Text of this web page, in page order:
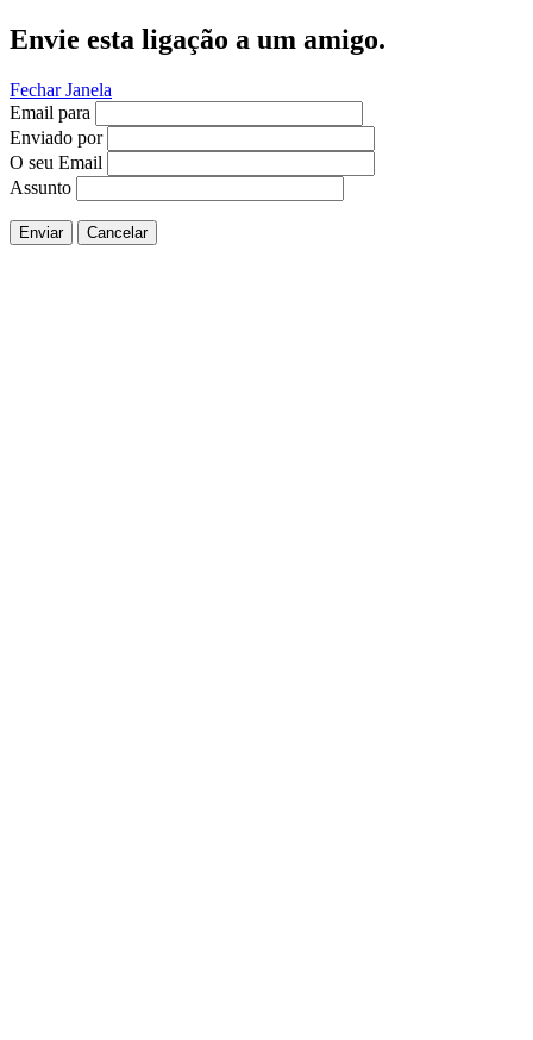
Envie esta ligação a um amigo.
Fechar Janela
Email para
Enviado por
O seu Email
Assunto
Enviar Cancelar